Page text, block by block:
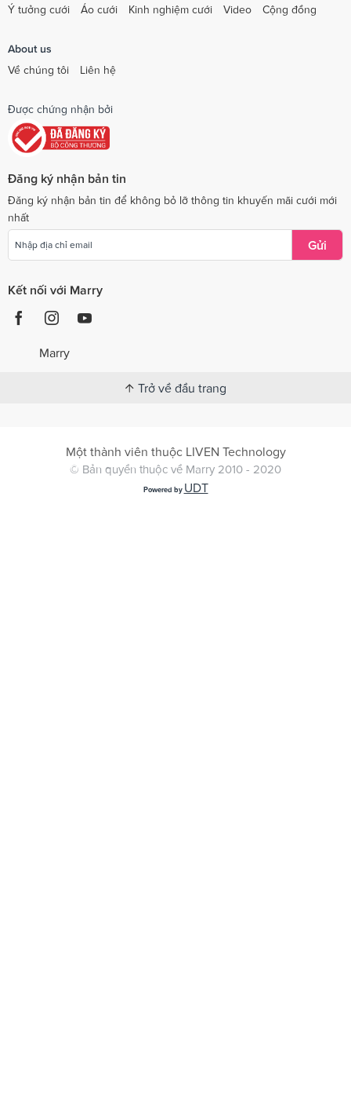
Ý tưởng cưới
Áo cưới Kinh nghiệm cưới Video Cộng đồng
About us
Về chúng tôi
Liên hệ
Được chứng nhận bởi
Đăng ký nhận bản tin
Đăng ký nhận bản tin để không bỏ lỡ thông tin khuyến mãi cưới mới
nhất
Gửi
Kết nối với Marry
Marry
Trở về đầu trang
Một thành viên thuộc LIVEN Technology
© Bản quyền thuộc về Marry 2010 - 2020
Powered by UDT